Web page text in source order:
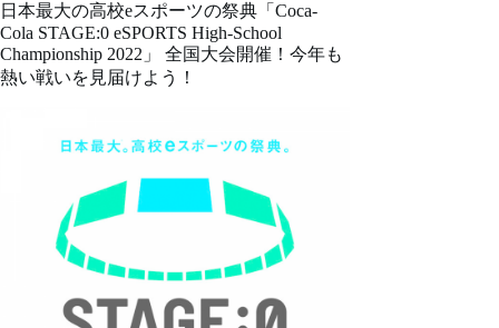
日本最大の高校eスポーツの祭典「Coca-
Cola STAGE:0 eSPORTS High-School
Championship 2022」 全国大会開催！今年も
熱い戦いを見届けよう！